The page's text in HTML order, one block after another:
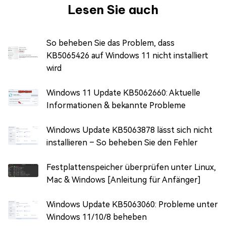
Lesen Sie auch
So beheben Sie das Problem, dass
KB5065426 auf Windows 11 nicht installiert
wird
Windows 11 Update KB5062660: Aktuelle
Informationen & bekannte Probleme
Windows Update KB5063878 lässt sich nicht
installieren – So beheben Sie den Fehler
Festplattenspeicher überprüfen unter Linux,
Mac & Windows [Anleitung für Anfänger]
Windows Update KB5063060: Probleme unter
Windows 11/10/8 beheben